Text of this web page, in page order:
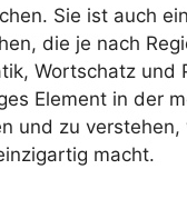
Sie ist auch
die je nach
Wortschatz
Element in der
und zu
macht.